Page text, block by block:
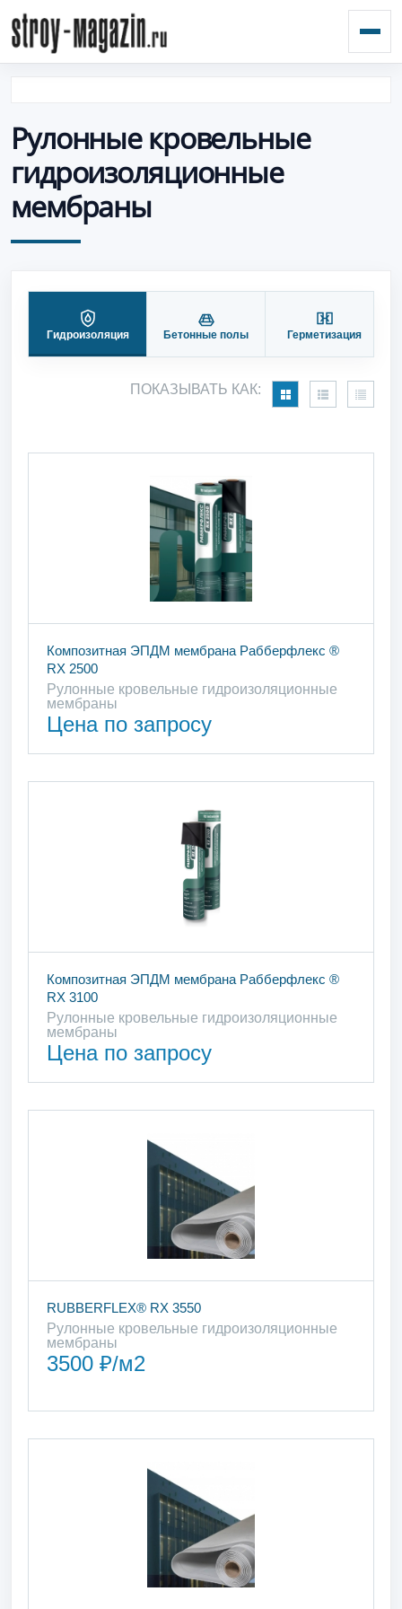
Рулонные кровельные
гидроизоляционные
мембраны
Гидроизоляция Бетонные полы Герметизация
ПОКАЗЫВАТЬ КАК:
Композитная ЭПДМ мембрана Рабберфлекс ®
RX 2500
Рулонные кровельные гидроизоляционные
мембраны
Цена по запросу
Композитная ЭПДМ мембрана Рабберфлекс ®
RX 3100
Рулонные кровельные гидроизоляционные
мембраны
Цена по запросу
RUBBERFLEX® RX 3550
Рулонные кровельные гидроизоляционные
мембраны
3500 ₽/м2